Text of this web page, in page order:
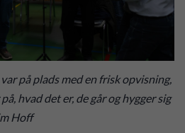
på plads med en frisk opvisning,
hvad det er, de går og hygger sig
Hoff